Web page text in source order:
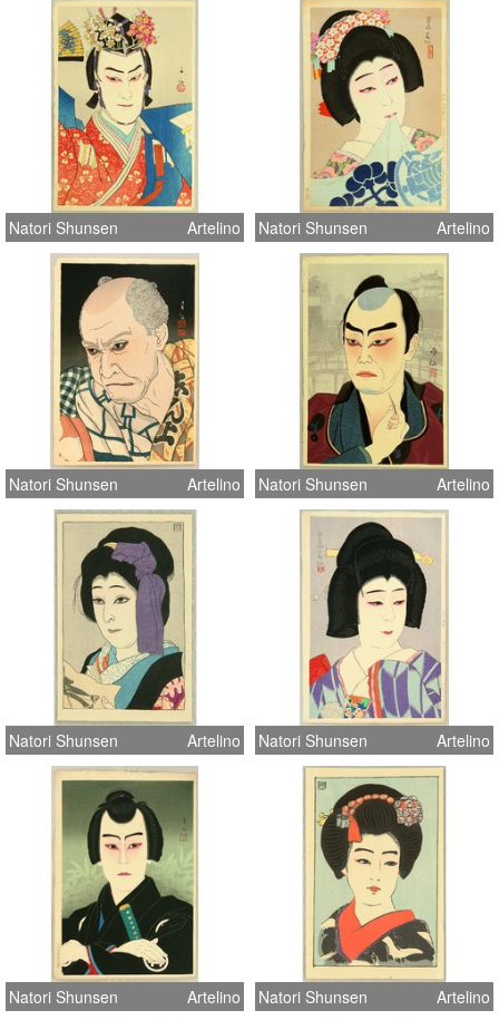
Natori Shunsen Artelino Natori Shunsen Artelino
Natori Shunsen Artelino Natori Shunsen Artelino
Natori Shunsen Artelino Natori Shunsen Artelino
Natori Shunsen Artelino Natori Shunsen Artelino